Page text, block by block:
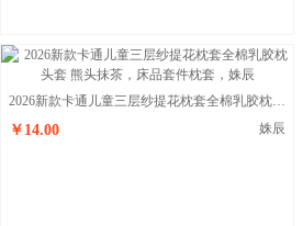
2026新款卡通儿童三层纱提花枕套全棉乳胶枕头套 熊头抹茶
￥14.00 姝辰